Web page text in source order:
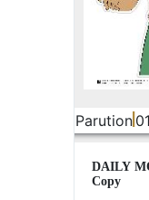
Parution
DAILY
Copy